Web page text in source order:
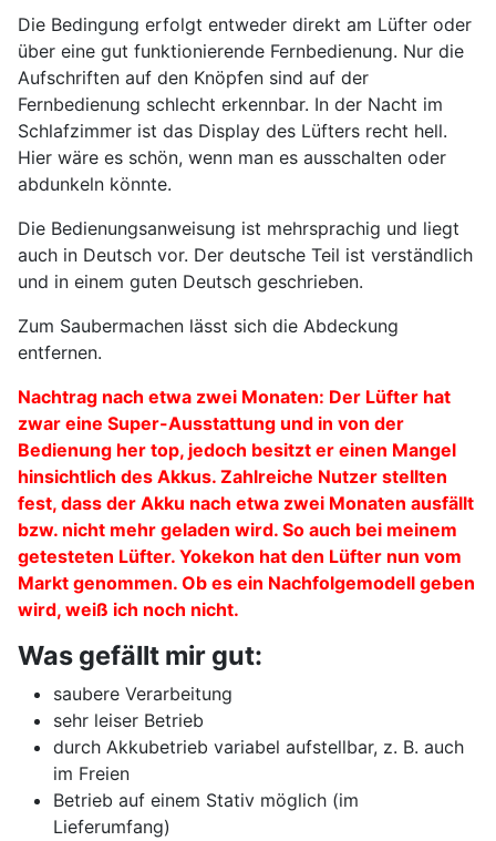
Die Bedingung erfolgt entweder direkt am Lüfter oder
über eine gut funktionierende Fernbedienung. Nur die
Aufschriften auf den Knöpfen sind auf der
Fernbedienung schlecht erkennbar. In der Nacht im
Schlafzimmer ist das Display des Lüfters recht hell.
Hier wäre es schön, wenn man es ausschalten oder
abdunkeln könnte.
Die Bedienungsanweisung ist mehrsprachig und liegt
auch in Deutsch vor. Der deutsche Teil ist verständlich
und in einem guten Deutsch geschrieben.
Zum Saubermachen lässt sich die Abdeckung
entfernen.
Nachtrag nach etwa zwei Monaten: Der Lüfter hat
zwar eine Super-Ausstattung und in von der
Bedienung her top, jedoch besitzt er einen Mangel
hinsichtlich des Akkus. Zahlreiche Nutzer stellten
fest, dass der Akku nach etwa zwei Monaten ausfällt
bzw. nicht mehr geladen wird. So auch bei meinem
getesteten Lüfter. Yokekon hat den Lüfter nun vom
Markt genommen. Ob es ein Nachfolgemodell geben
wird, weiß ich noch nicht.
Was gefällt mir gut:
saubere Verarbeitung
sehr leiser Betrieb
durch Akkubetrieb variabel aufstellbar, z. B. auch
im Freien
Betrieb auf einem Stativ möglich (im
Lieferumfang)